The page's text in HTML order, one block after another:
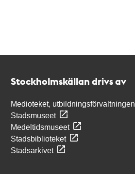
Stockholmskällan drivs av
Medioteket, utbildningsförvaltningen
Stadsmuseet
Medeltidsmuseet
Stadsbiblioteket
Stadsarkivet